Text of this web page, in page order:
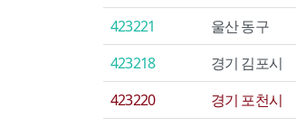
423221
울산 동구
423218
경기 김포시
423220
경기 포천시